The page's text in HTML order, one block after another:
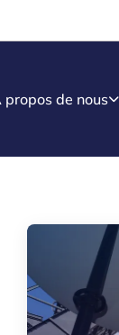
propos de nous